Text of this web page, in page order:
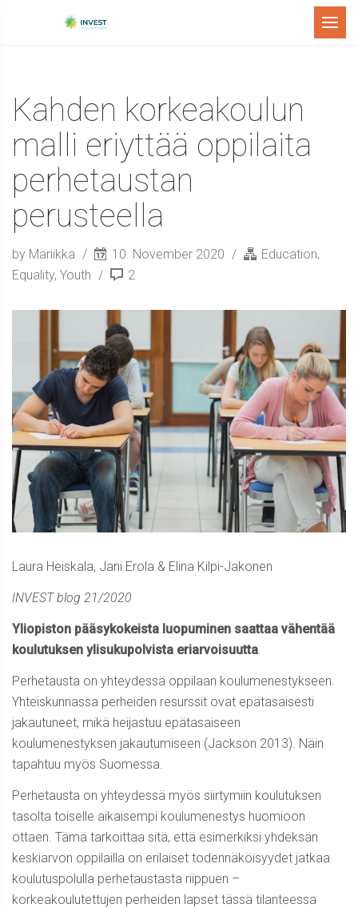
Menu
Kahden korkeakoulun
malli eriyttää oppilaita
perhetaustan
perusteella
by Mariikka 10. November 2020 Education,
Equality, Youth 2
Laura Heiskala, Jani Erola & Elina Kilpi-Jakonen
INVEST blog 21/2020
Yliopiston pääsykokeista luopuminen saattaa vähentää
koulutuksen ylisukupolvista eriarvoisuutta
Perhetausta on yhteydessä oppilaan koulumenestykseen.
Yhteiskunnassa perheiden resurssit ovat epätasaisesti
jakautuneet, mikä heijastuu epätasaiseen
koulumenestyksen jakautumiseen (Jackson 2013). Näin
tapahtuu myös Suomessa.
Perhetausta on yhteydessä myös siirtymiin koulutuksen
tasolta toiselle aikaisempi koulumenestys huomioon
ottaen. Tämä tarkoittaa sitä, että esimerkiksi yhdeksän
keskiarvon oppilailla on erilaiset todennäköisyydet jatkaa
koulutuspolulla perhetaustasta riippuen –
korkeakoulutettujen perheiden lapset tässä tilanteessa